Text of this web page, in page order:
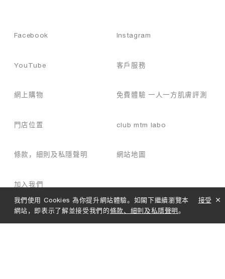
Facebook Instagram
YouTube 客戶服務
網上購物 免費體驗 一人一方肌膚評測
門店位置 club mtm labo
條款，細則及私隱聲明 網站地圖
加入我們
我們使用 Cookies 為你提升網站體驗。如閣下繼續瀏覽本
網站，即表示了解並接受我們的條款、細則及私隱聲明。
接受